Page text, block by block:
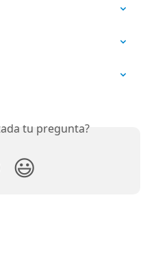
tu pregunta?
😃